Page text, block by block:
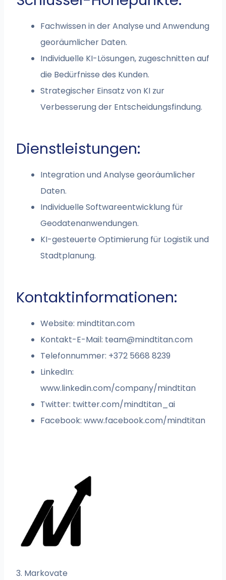
Fachwissen in der Analyse und Anwendung
georäumlicher Daten.
Individuelle KI-Lösungen, zugeschnitten auf
die Bedürfnisse des Kunden.
Strategischer Einsatz von KI zur
Verbesserung der Entscheidungsfindung.
Dienstleistungen:
Integration und Analyse georäumlicher
Daten.
Individuelle Softwareentwicklung für
Geodatenanwendungen.
KI-gesteuerte Optimierung für Logistik und
Stadtplanung.
Kontaktinformationen:
Website: mindtitan.com
Kontakt-E-Mail: team@mindtitan.com
Telefonnummer: +372 5668 8239
LinkedIn:
www.linkedin.com/company/mindtitan
Twitter: twitter.com/mindtitan_ai
Facebook: www.facebook.com/mindtitan
3. Markovate